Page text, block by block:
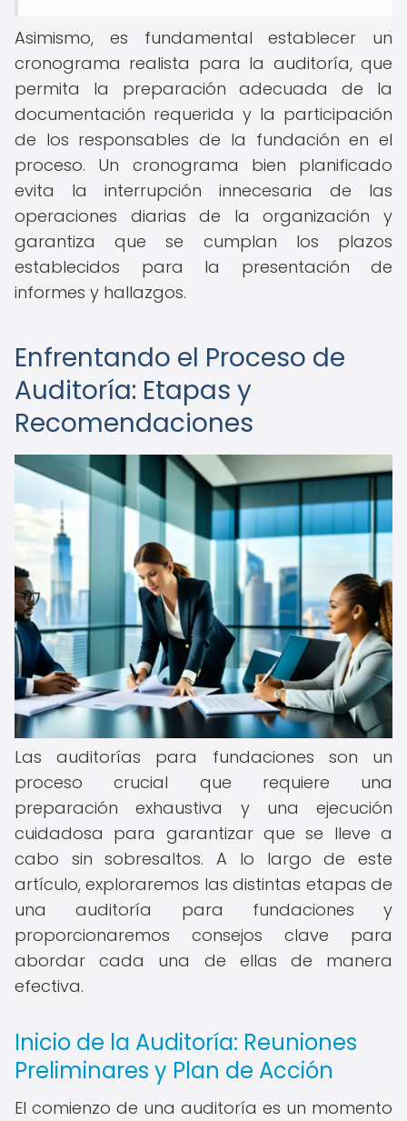
Asimismo, es fundamental establecer un
cronograma realista para la auditoría, que
permita la preparación adecuada de la
documentación requerida y la participación
de los responsables de la fundación en el
proceso. Un cronograma bien planificado
evita la interrupción innecesaria de las
operaciones diarias de la organización y
garantiza que se cumplan los plazos
establecidos para la presentación de
informes y hallazgos.
Enfrentando el Proceso de
Auditoría: Etapas y
Recomendaciones
Las auditorías para fundaciones son un
proceso crucial que requiere una
preparación exhaustiva y una ejecución
cuidadosa para garantizar que se lleve a
cabo sin sobresaltos. A lo largo de este
artículo, exploraremos las distintas etapas de
una auditoría para fundaciones y
proporcionaremos consejos clave para
abordar cada una de ellas de manera
efectiva.
Inicio de la Auditoría: Reuniones
Preliminares y Plan de Acción
El comienzo de una auditoría es un momento